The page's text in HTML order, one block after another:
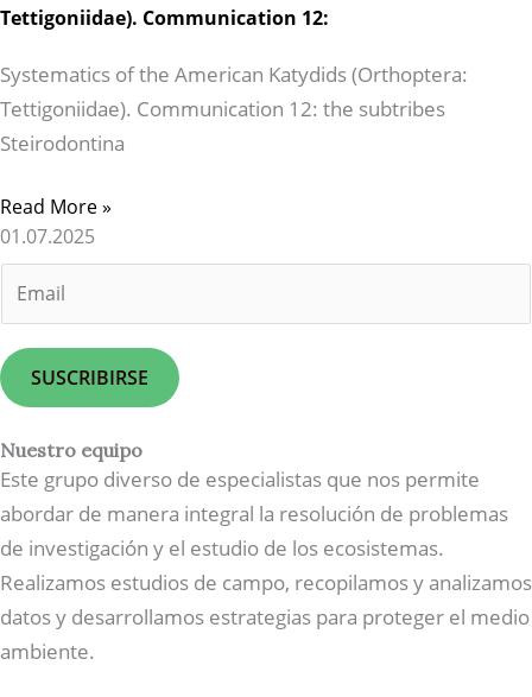
Tettigoniidae). Communication 12:
Systematics of the American Katydids (Orthoptera:
Tettigoniidae). Communication 12: the subtribes
Steirodontina
Read More »
01.07.2025
m
i
l
SUSCRIBIRSE
Nuestro equipo
Este grupo diverso de especialistas que nos permite
abordar de manera integral la resolución de problemas
de investigación y el estudio de los ecosistemas.
Realizamos estudios de campo, recopilamos y analizamos
datos y desarrollamos estrategias para proteger el medio
ambiente.